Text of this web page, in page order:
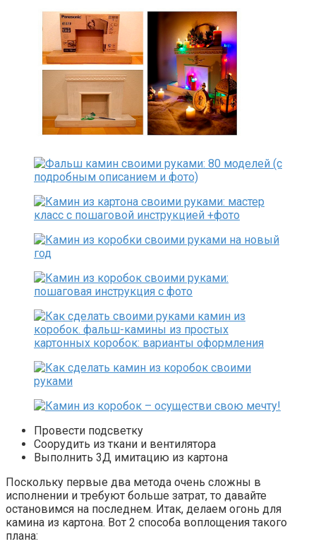
Провести подсветку
Соорудить из ткани и вентилятора
Выполнить 3Д имитацию из картона
Поскольку первые два метода очень сложны в
исполнении и требуют больше затрат, то давайте
остановимся на последнем. Итак, делаем огонь для
камина из картона. Вот 2 способа воплощения такого
плана: